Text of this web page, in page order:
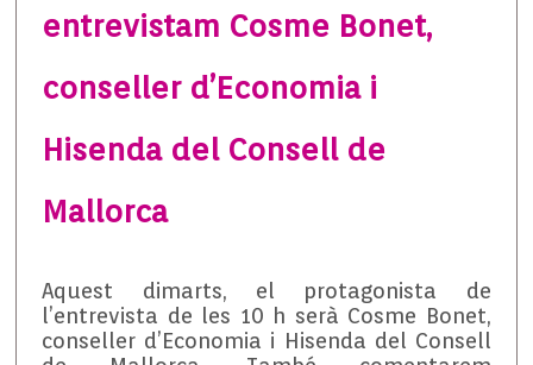
entrevistam Cosme Bonet,
conseller d’Economia i
Hisenda del Consell de
Mallorca
Aquest dimarts, el protagonista de
l’entrevista de les 10 h serà Cosme Bonet,
conseller d’Economia i Hisenda del Consell